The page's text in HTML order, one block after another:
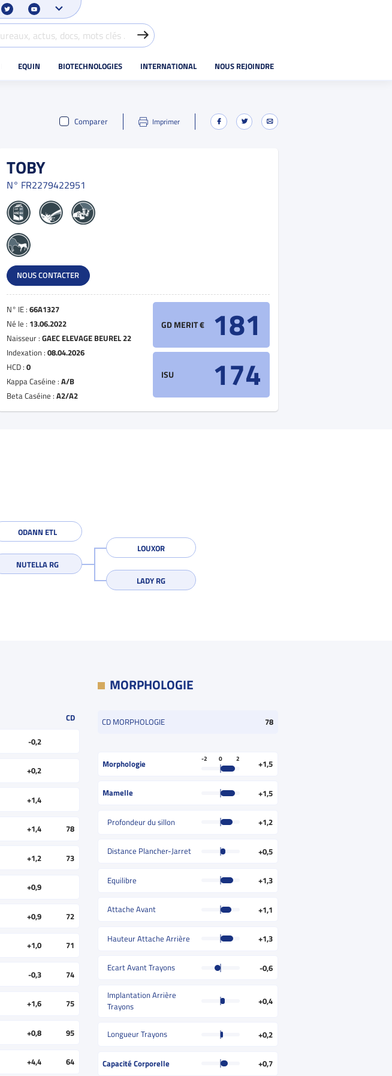
EQUIN BIOTECHNOLOGIES INTERNATIONAL NOUS REJOINDRE
Comparer
Imprimer
TOBY
N° FR2279422951
NOUS CONTACTER
N° IE : 66A1327
Né le : 13.06.2022
Naisseur : GAEC ELEVAGE BEUREL 22
Indexation : 08.04.2026
HCD : 0
Kappa Caséine : A/B
Beta Caséine : A2/A2
GD MERIT € 181
ISU 174
ODANN ETL
NUTELLA RG
LOUXOR
LADY RG
CD
-0,2
+0,2
+1,4
+1,4 78
+1,2 73
+0,9
+0,9 72
+1,0 71
-0,3 74
+1,6 75
+0,8 95
+4,4 64
MORPHOLOGIE
CD MORPHOLOGIE 78
Morphologie -2 0 2 +1,5
Mamelle +1,5
Profondeur du sillon +1,2
Distance Plancher-Jarret +0,5
Equilibre +1,3
Attache Avant +1,1
Hauteur Attache Arrière +1,3
Ecart Avant Trayons -0,6
Implantation Arrière
Trayons
+0,4
Longueur Trayons +0,2
Capacité Corporelle +0,7